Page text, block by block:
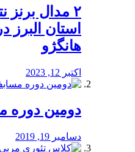
استان البرز
هانگژو
اکتبر 12, 2023
دومین دوره
دسامبر 19, 2019